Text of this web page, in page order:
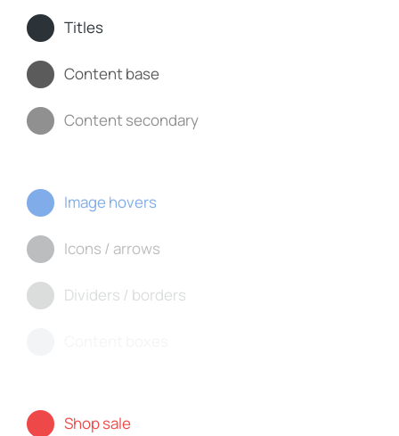
Titles
Content base
Content secondary
Image hovers
Icons / arrows
Dividers / borders
Shop sale